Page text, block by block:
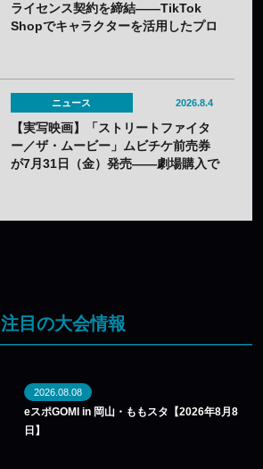
ライセンス契約を締結——TikTok
Shopでキャラクターを活用したプロ
ニュース 2026.8.4
【実写映画】「ストリートファイタ
ー／ザ・ムービー」ムビチケ前売券
が7月31日（金）発売——劇場購入で
注目の大会情報
2026.08.08
eスポGOMI in 岡山・ももスタ【2026年8月8
日】